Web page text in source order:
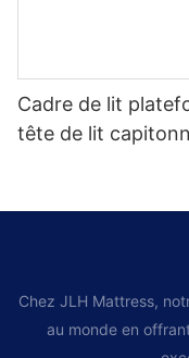
Cadre de lit
tête de lit
Chez JLH Mattress,
au monde en